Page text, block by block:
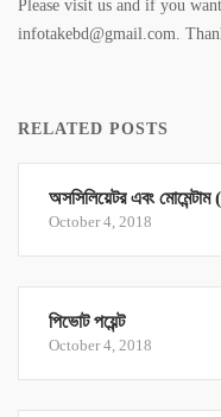
Please visit us and if you
infotakebd@gmail.com.
RELATED POSTS
অসসিলিয়েটর এবং
October 4, 2018
পিভোট পয়েন্ট
October 4, 2018